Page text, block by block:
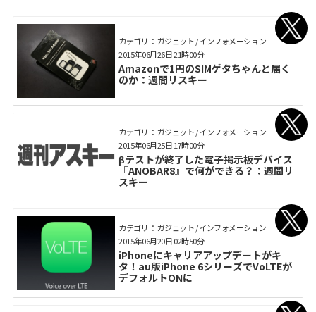
カテゴリ： ガジェット / インフォメーション
Amazonで1円のSIMゲタちゃんと届く
のか：週間リスキー
2015年06月26日 21時00分
カテゴリ： ガジェット / インフォメーション
βテストが終了した電子掲示板デバイス
『ANOBAR8』で何ができる？：週間リ
スキー
2015年06月25日 17時00分
カテゴリ： ガジェット / インフォメーション
iPhoneにキャリアアップデートがキ
タ！au版iPhone 6シリーズでVoLTEが
デフォルトONに
2015年06月20日 02時50分